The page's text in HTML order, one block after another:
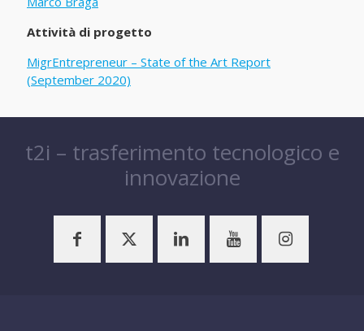
Attività di progetto
MigrEntrepreneur – State of the Art Report
(September 2020)
t2i – trasferimento tecnologico e
innovazione